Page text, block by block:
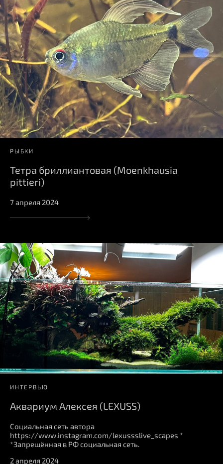
РЫБКИ
Тетра бриллиантовая (Moenkhausia
pittieri)
7 апреля 2024
ИНТЕРВЬЮ
Аквариум Алексея (LEXUSS)
Социальная сеть автора
https://www.instagram.com/lexussslive_scapes *
*Запрещённая в РФ социальная сеть.
2 апреля 2024